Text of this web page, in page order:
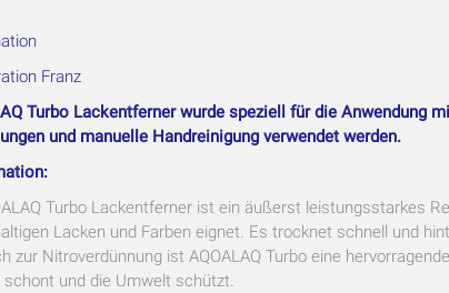
Franz
Turbo Lackentferner wurde speziell für die
und manuelle Handreinigung verwendet werden.
Turbo Lackentferner ist ein äußerst leistungsstarkes
Lacken und Farben eignet. Es trocknet schnell und
zur Nitroverdünnung ist AQOALAQ Turbo eine
und die Umwelt schützt.